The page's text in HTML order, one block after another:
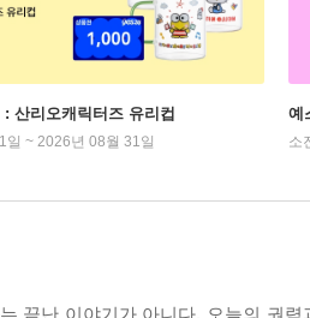
산리오캐릭터즈 유리컵
일 ~ 2026년 08월 31일
예
소
끝난 이야기가 아니다. 오늘의 권